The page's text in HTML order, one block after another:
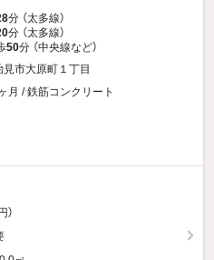
分 （太多線）
分 （太多線）
50分 （中央線など）
市大原町１丁目
月 / 鉄筋コンクリート
）